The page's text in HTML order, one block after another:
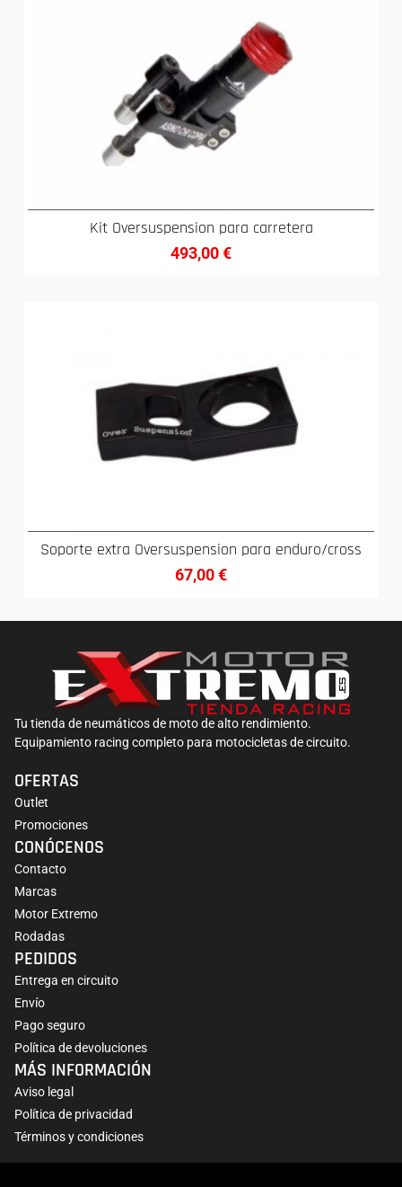
Kit Oversuspension para carretera
493,00€
Soporte extra Oversuspension para enduro/cross
67,00€
Tu tienda de neumáticos de moto de alto rendimiento.
Equipamiento racing completo para motocicletas de circuito.
OFERTAS
Outlet
Promociones
CONÓCENOS
Contacto
Marcas
Motor Extremo
Rodadas
PEDIDOS
Entrega en circuito
Envío
Pago seguro
Política de devoluciones
MÁS INFORMACIÓN
Aviso legal
Política de privacidad
Términos y condiciones